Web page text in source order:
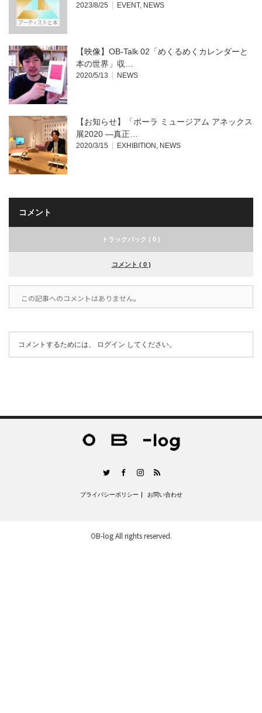
2023/8/25 EVENT, NEWS
【映像】OB-Talk 02「めくるめくカレンダーと
本の世界」収…
2020/5/13 NEWS
【お知らせ】「ポーラ ミュージアム アネックス
展2020 —真正…
2020/3/15 EXHIBITION, NEWS
コメント
トラックバック ( 0 )
コメント ( 0 )
この記事へのコメントはありません。
コメントするためには、 ログイン してください。
TwitterFacebookInstagram
RSS
プライバシーポリシー お問い合わせ
OB-logAll rights reserved.